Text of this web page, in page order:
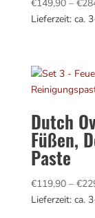
€149,90 – €
Lieferzeit: ca.
Dutch
Füßen,
Paste
€119,90 – €
Lieferzeit: ca.